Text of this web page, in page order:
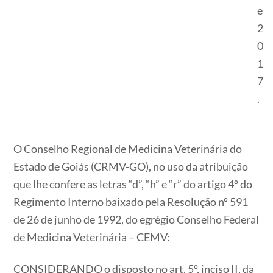
e
2
0
1
7
.
O Conselho Regional de Medicina Veterinária do
Estado de Goiás (CRMV-GO), no uso da atribuição
que lhe confere as letras “d”, “h” e “r” do artigo 4º do
Regimento Interno baixado pela Resolução nº 591
de 26 de junho de 1992, do egrégio Conselho Federal
de Medicina Veterinária – CEMV:
CONSIDERANDO o disposto no art. 5º, inciso II, da